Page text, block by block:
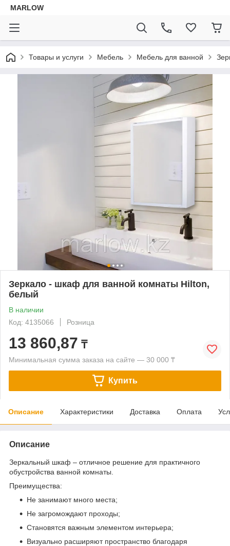
MARLOW
Товары и услуги Мебель Мебель для ванной
Зеркало - шкаф для ванной комнаты Hilton,
белый
В наличии
Код: 4135066
Розница
13 860,87 ₸
Минимальная сумма заказа на сайте — 30 000 ₸
Купить
Описание Характеристики Доставка Оплата
Описание
Зеркальный шкаф – отличное решение для практичного
обустройства ванной комнаты.
Преимущества:
Не занимают много места;
Не загромождают проходы;
Становятся важным элементом интерьера;
Визуально расширяют пространство благодаря